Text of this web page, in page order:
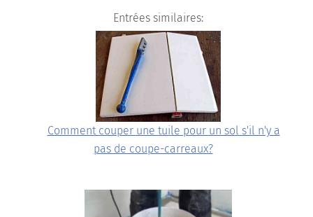
Entrées similaires:
Comment couper une tuile pour un sol s'il n'y a
pas de coupe-carreaux?